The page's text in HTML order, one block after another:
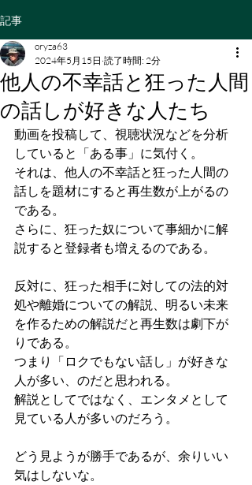
記事
他人の不幸話と狂った人間
の話しが好きな人たち
oryza63
2024年5月15日 読了時間: 2分
動画を投稿して、視聴状況などを分析
していると「ある事」に気付く。
それは、他人の不幸話と狂った人間の
話しを題材にすると再生数が上がるの
である。
さらに、狂った奴について事細かに解
説すると登録者も増えるのである。
反対に、狂った相手に対しての法的対
処や離婚についての解説、明るい未来
を作るための解説だと再生数は劇下が
りである。
つまり「ロクでもない話し」が好きな
人が多い、のだと思われる。
解説としてではなく、エンタメとして
見ている人が多いのだろう。
どう見ようが勝手であるが、余りいい
気はしないな。